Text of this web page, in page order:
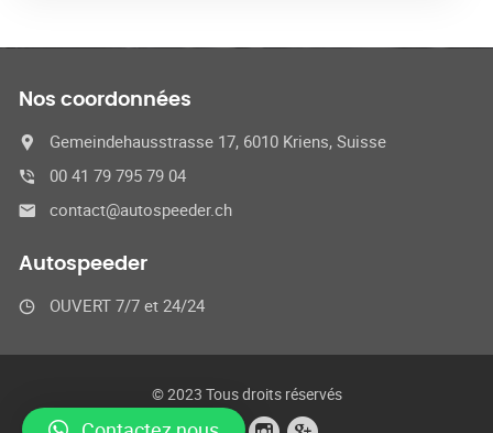
Nos coordonnées
Gemeindehausstrasse 17, 6010 Kriens, Suisse
00 41 79 795 79 04
contact@autospeeder.ch
Autospeeder
OUVERT 7/7 et 24/24
© 2023 Tous droits réservés